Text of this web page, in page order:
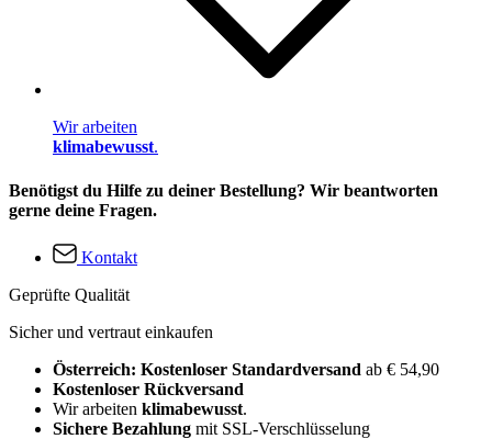
Wir arbeiten
klimabewusst.
Benötigst du Hilfe zu deiner Bestellung? Wir beantworten
gerne deine Fragen.
Kontakt
Geprüfte Qualität
Sicher und vertraut einkaufen
Österreich: Kostenloser Standardversand ab € 54,90
Kostenloser Rückversand
Wir arbeiten klimabewusst.
Sichere Bezahlung mit SSL-Verschlüsselung